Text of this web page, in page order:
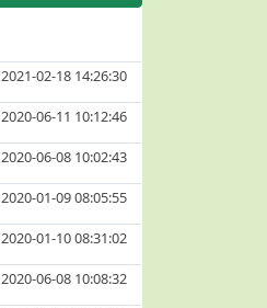
2021-02-18 14:26:30
2020-06-11 10:12:46
2020-06-08 10:02:43
2020-01-09 08:05:55
2020-01-10 08:31:02
2020-06-08 10:08:32